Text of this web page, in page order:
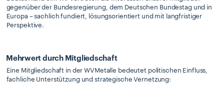
gegenüber der Bundesregierung, dem Deutschen Bundestag und in
Europa – sachlich fundiert, lösungsorientiert und mit langfristiger
Perspektive.
Mehrwert durch Mitgliedschaft
Eine Mitgliedschaft in der WVMetalle bedeutet politischen Einfluss,
fachliche Unterstützung und strategische Vernetzung: